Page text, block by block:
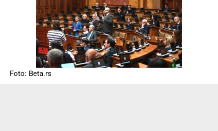
Foto: Beta.rs